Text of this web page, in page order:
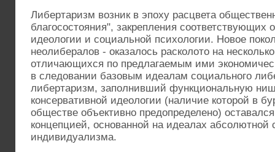
Либертаризм возник в эпоху расцвета
благосостояния", закрепления соответствующих
идеологии и социальной психологии. Новое
неолибералов - оказалось расколото на
отличающихся по предлагаемым ими
в следовании базовым идеалам социального
либертаризм, заполнивший функциональную
консервативной идеологии (наличие которой в
обществе объективно предопределено)
концепцией, основанной на идеалах абсолютной
индивидуализма.